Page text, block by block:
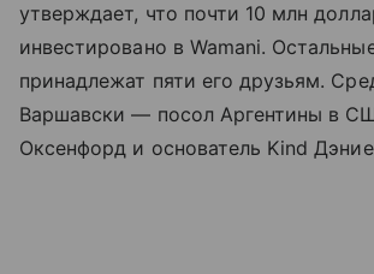
утверждает, что почти 10 млн
инвестировано в Wamani.
принадлежат пяти его друзьям.
Варшавски — посол Аргентины в
Оксенфорд и основатель Kind